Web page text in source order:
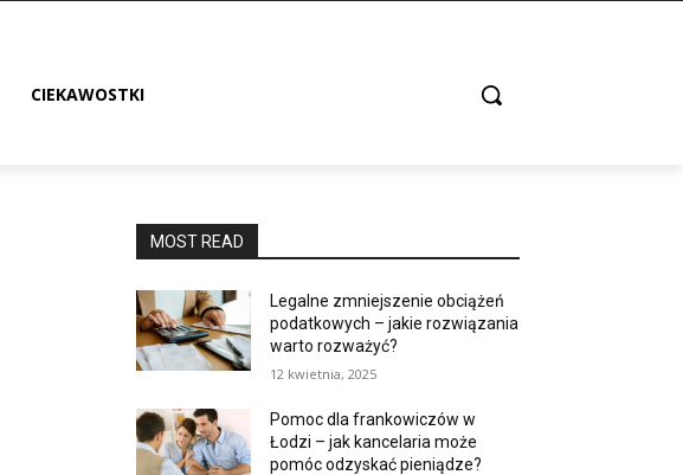
CIEKAWOSTKI
MOST READ
Legalne zmniejszenie obciążeń
podatkowych – jakie rozwiązania
warto rozważyć?
12 kwietnia, 2025
Pomoc dla frankowiczów w
Łodzi – jak kancelaria może
pomóc odzyskać pieniądze?